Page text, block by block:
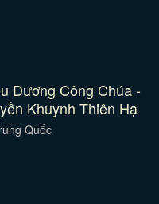
Dương Công Chúa -
Khuynh Thiên Hạ
Quốc